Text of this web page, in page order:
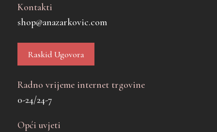
Kontakti
shop@anazarkovic.com
Raskid Ugovora
Radno vrijeme internet trgovine
0-24/24-7
Opći uvjeti